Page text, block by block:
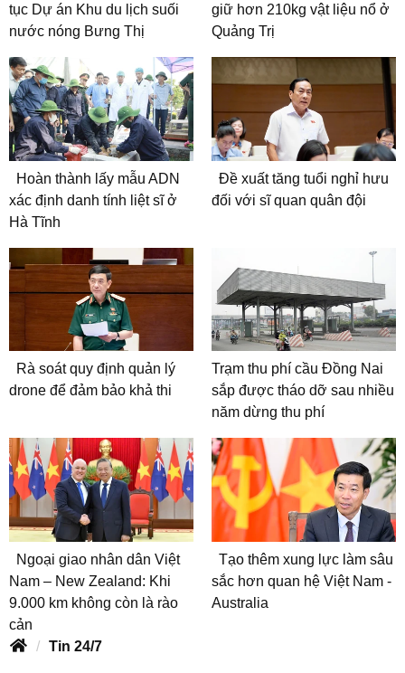
tục Dự án Khu du lịch suối
nước nóng Bưng Thị
giữ hơn 210kg vật liệu nổ ở
Quảng Trị
Hoàn thành lấy mẫu ADN
xác định danh tính liệt sĩ ở
Hà Tĩnh
Đề xuất tăng tuổi nghỉ hưu
đối với sĩ quan quân đội
Rà soát quy định quản lý
drone để đảm bảo khả thi
Trạm thu phí cầu Đồng Nai
sắp được tháo dỡ sau nhiều
năm dừng thu phí
Ngoại giao nhân dân Việt
Nam – New Zealand: Khi
9.000 km không còn là rào
cản
Tạo thêm xung lực làm sâu
sắc hơn quan hệ Việt Nam -
Australia
Tin 24/7